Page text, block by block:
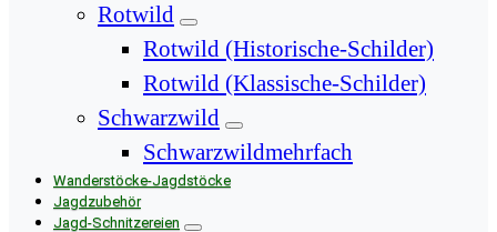
Rotwild
Rotwild (Historische-Schilder)
Rotwild (Klassische-Schilder)
Schwarzwild
Schwarzwildmehrfach
Wanderstöcke-Jagdstöcke
Jagdzubehör
Jagd-Schnitzereien